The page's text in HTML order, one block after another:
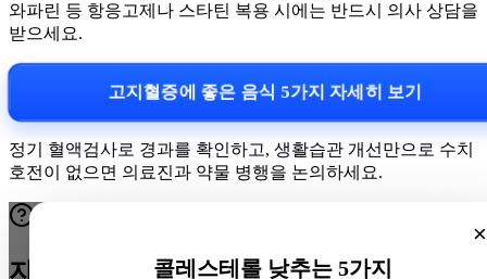
와파린 등 항응고제나 스타틴 복용 시에는 반드시 의사 상담을
받으세요.
고지혈증에 좋은 음식 5가지 자세히 보기
정기 혈액검사로 경과를 확인하고, 생활습관 개선만으로 수치
호전이 없으면 의료진과 약물 병행을 논의하세요.
×
콜레스테롤 낮추는 5가지
자주 묻는 질문